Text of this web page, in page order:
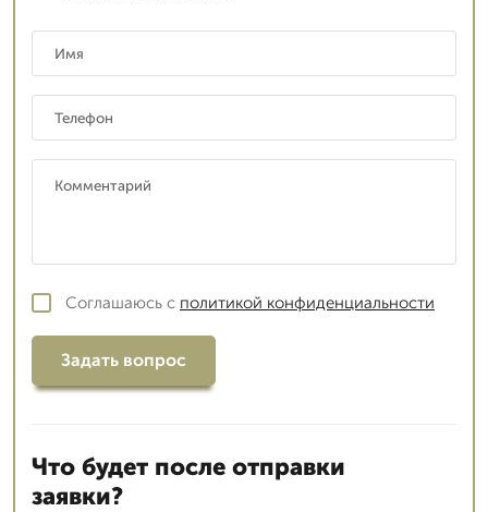
Соглашаюсь с политикой конфиденциальности
Задать вопрос
Что будет после отправки
заявки?